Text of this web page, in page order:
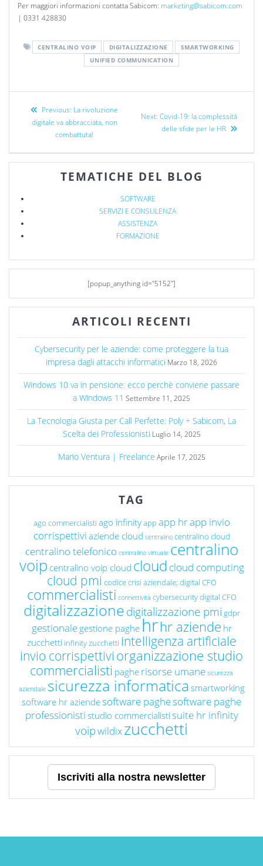
Per maggiori informazioni contatta Sabicom: marketing@sabicom.com
| 0331 428830
CENTRALINO VOIP DIGITALIZZAZIONE
SMARTWORKING
UNIFIED COMMUNICATION
Previous: La rivoluzione
digitale va abbracciata, non
combattuta!
Next: Covid-19: la complessità
delle sfide per le HR
TEMATICHE DEL BLOG
SOFTWARE
SERVIZI E CONSULENZA
ASSISTENZA
FORMAZIONE
[popup_anything id="5152"]
ARTICOLI RECENTI
Cybersecurity per le aziende: come proteggere la tua
impresa dagli attacchi informatici Marzo 18, 2026
Windows 10 va in pensione: ecco perchè conviene passare
a Windows 11 Settembre 11, 2025
La Tecnologia Giusta per Call Perfette: Poly + Sabicom, La
Scelta dei Professionisti Luglio 14, 2025
Mario Ventura | Freelance Aprile 17, 2025
TAG
ago commercialisti ago infinityapp app hrapp invio
corrispettivi aziende cloud centralino centralino cloud
centralino telefonico centralino virtuale centralino
voip centralino voip cloud cloud cloud computing
cloud pmi codice crisi aziendale; digital CFO
commercialisti connettività cybersecuritydigital CFO
digitalizzazionedigitalizzazione pmi gdpr
gestionale gestione paghe hrhr aziende hr
zucchetti infinity zucchetti intelligenza artificiale
invio corrispettivi organizzazione studio
commercialisti paghe risorse umane sicurezza
aziendale sicurezza informatica smartworking
software hr aziendesoftware paghesoftware paghe
professionisti studio commercialisti suite hr infinity
voipwildixzucchetti
Iscriviti alla nostra newsletter